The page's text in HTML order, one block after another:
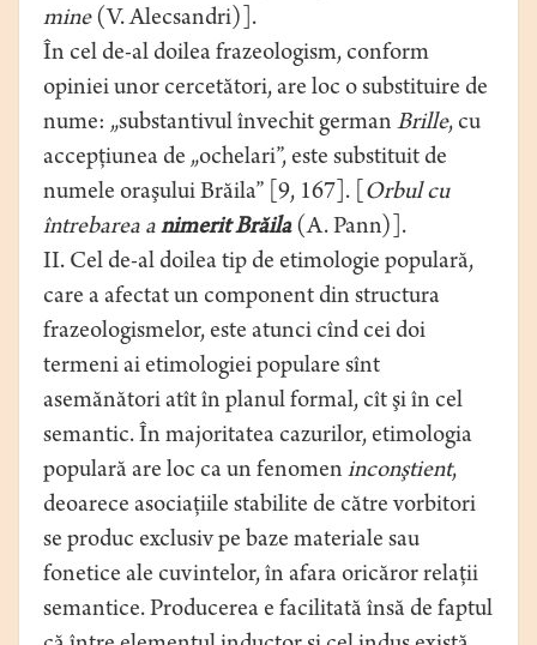
mine(V. Alecsandri)].
În cel de-al doilea frazeologism, conform
opiniei unor cercetători, are loc o substituire de
nume: „substantivul învechit german Brille, cu
accepţiunea de „ochelari”, este substituit de
numele oraşului Brăila” [9, 167]. [ Orbul cu
întrebarea animerit Brăila(A. Pann)].
II. Cel de-al doilea tip de etimologie populară,
care a afectat un component din structura
frazeologismelor, este atunci cînd cei doi
termeni ai etimologiei populare sînt
asemănători atît în planul formal, cît şi în cel
semantic. În majoritatea cazurilor, etimologia
populară are loc ca un fenomen inconştient,
deoarece asociaţiile stabilite de către vorbitori
se produc exclusiv pe baze materiale sau
fonetice ale cuvintelor, în afara oricăror relaţii
semantice. Producerea e facilitată însă de faptul